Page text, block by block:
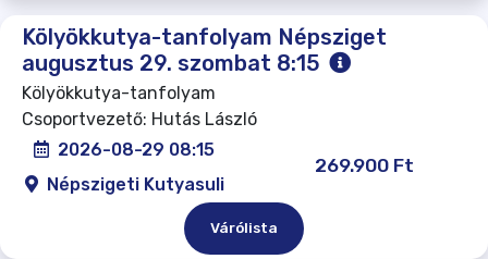
Kölyökkutya-tanfolyam Népsziget
augusztus 29. szombat 8:15
Kölyökkutya-tanfolyam
Csoportvezető: Hutás László
2026-08-29 08:15
Népszigeti Kutyasuli
269.900 Ft
Várólista